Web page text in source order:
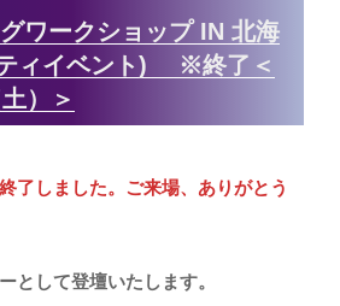
ワークショップ IN 北海
ィイベント) ※終了＜
）＞
了しました。ご来場、ありがとう
として登壇いたします。